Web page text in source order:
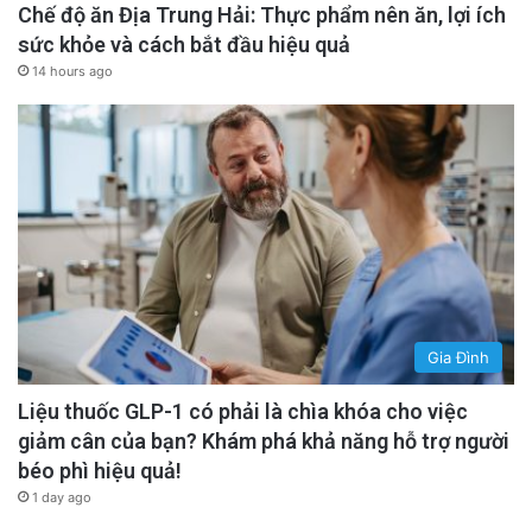
Chế độ ăn Địa Trung Hải: Thực phẩm nên ăn, lợi ích
sức khỏe và cách bắt đầu hiệu quả
14 hours ago
Gia Đình
Liệu thuốc GLP-1 có phải là chìa khóa cho việc
giảm cân của bạn? Khám phá khả năng hỗ trợ người
béo phì hiệu quả!
1 day ago